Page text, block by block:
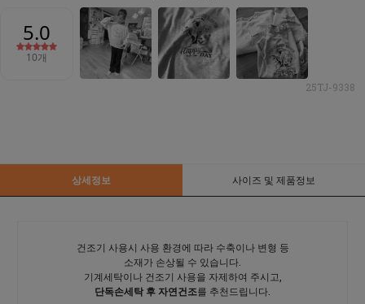
25TJ-9338
상세정보 사이즈 및 제품정보
건조기 사용시 사용 환경에 따라 수축이나 변형 등
소재가 손상될 수 있습니다.
기계세탁이나 건조기 사용을 자제하여 주시고,
단독손세탁 후 자연건조를 추천드립니다.